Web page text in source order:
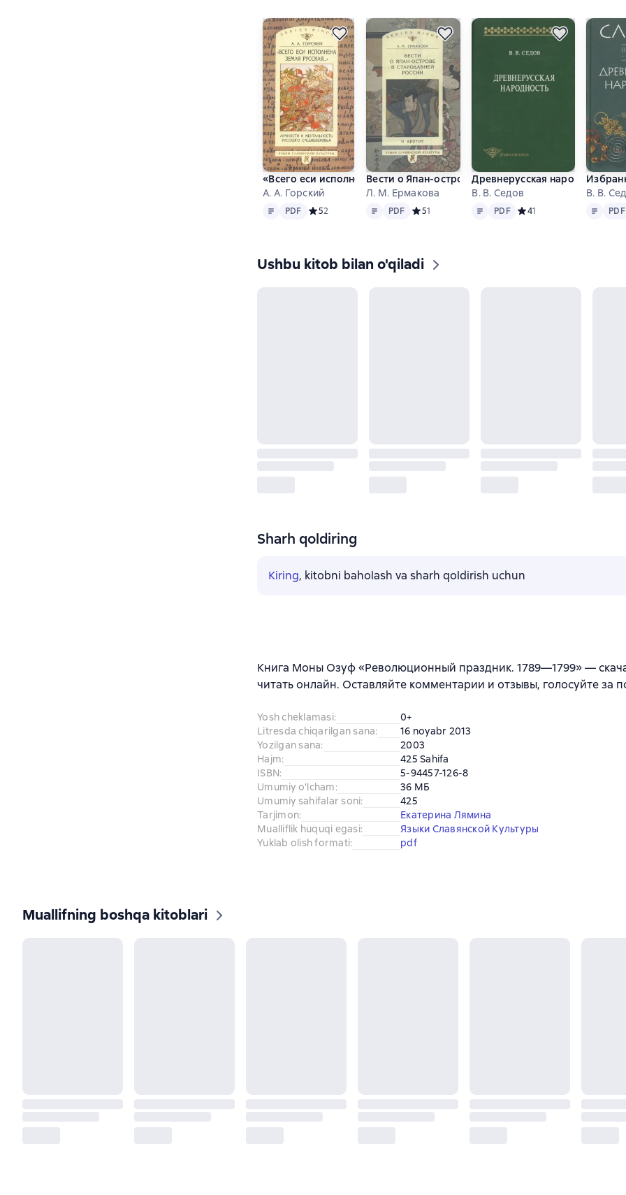
«Всего еси исполнена земля русская…». Личности и ментальность
А. А. Горский
Matn PDF
PDF Средний рейтинг 5 на основе 2 оценок
52
Вести о Япан-острове в стародавней России и
Л. М. Ермакова
Matn PDF
PDF Средний рейтинг 5 на основе 1 оценок
51
Древнерусская народность.
В. В. Седов
Matn PDF
PDF Средний рейтинг 4 на
41
В. В.
Matn PDF
PDF
Ushbu kitob bilan o'qiladi
Sharh qoldiring
Kiring, kitobni baholash va sharh qoldirish uchun
Книга Моны Озуф «Революционный праздник. 1789—1799» —
читать онлайн. Оставляйте комментарии и отзывы, голосуйте за
Yosh cheklamasi:
0+
Litresda chiqarilgan sana:
16 noyabr 2013
Yozilgan sana:
2003
Hajm:
425 Sahifa
ISBN:
5-94457-126-8
Umumiy o'lcham:
36 МБ
Umumiy sahifalar soni:
425
Tarjimon:
Екатерина Лямина
Mualliflik huquqi egasi:
Языки Славянской Культуры
Yuklab olish formati: pdf
Muallifning boshqa kitoblari